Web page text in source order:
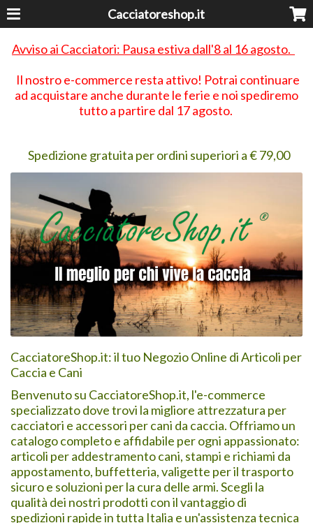
Cacciatoreshop.it
Avviso ai Cacciatori: Pausa estiva dall'8 al 16 agosto.
Il nostro e-commerce resta attivo! Potrai continuare
ad acquistare anche durante le ferie e noi spediremo
tutto a partire dal 17 agosto.
Spedizione gratuita per ordini superiori a € 79,00
CacciatoreShop.it: il tuo Negozio Online di Articoli per
Caccia e Cani
Benvenuto su CacciatoreShop.it, l'e-commerce
specializzato dove trovi la migliore attrezzatura per
cacciatori e accessori per cani da caccia. Offriamo un
catalogo completo e affidabile per ogni appassionato:
articoli per addestramento cani, stampi e richiami da
appostamento, buffetteria, valigette per il trasporto
sicuro e soluzioni per la cura delle armi. Scegli la
qualità dei nostri prodotti con il vantaggio di
spedizioni rapide in tutta Italia e un'assistenza tecnica